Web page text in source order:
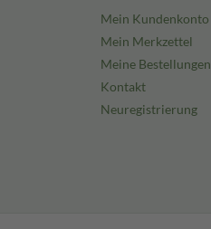
Mein Kundenkonto
Mein Merkzettel
Meine Bestellungen
Kontakt
Neuregistrierung